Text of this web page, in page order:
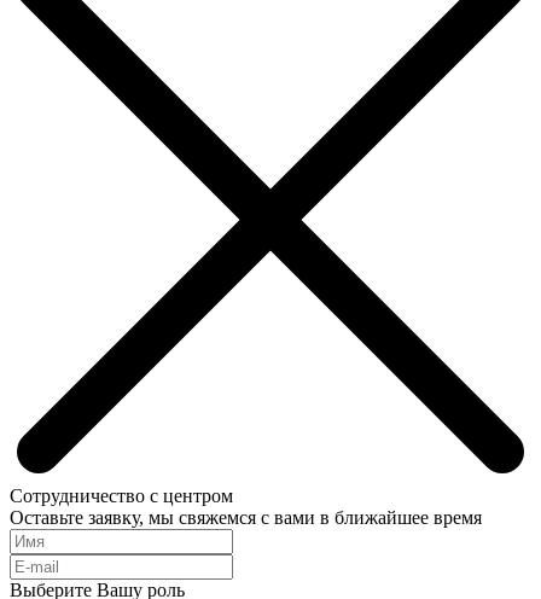
Сотрудничество с центром
Оставьте заявку, мы свяжемся с вами в ближайшее время
Выберите Вашу роль